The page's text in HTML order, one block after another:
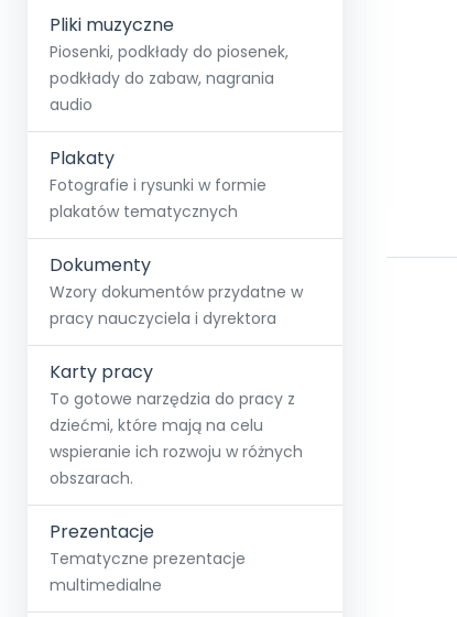
Pliki muzyczne
Piosenki, podkłady do piosenek,
podkłady do zabaw, nagrania
audio
Plakaty
Fotografie i rysunki w formie
plakatów tematycznych
Dokumenty
Wzory dokumentów przydatne w
pracy nauczyciela i dyrektora
Karty pracy
To gotowe narzędzia do pracy z
dziećmi, które mają na celu
wspieranie ich rozwoju w różnych
obszarach.
Prezentacje
Tematyczne prezentacje
multimedialne